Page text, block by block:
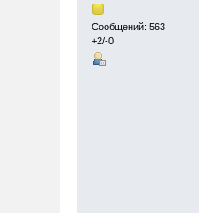
Сообщений: 563
+2/-0